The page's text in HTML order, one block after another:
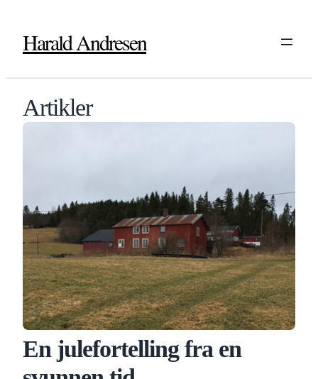
Harald Andresen
Artikler
En julefortelling fra en